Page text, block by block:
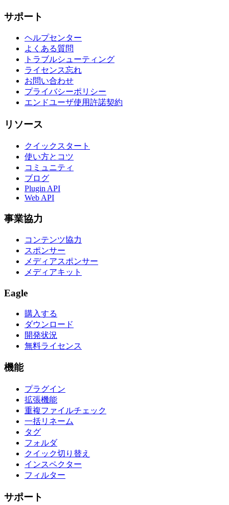
サポート
ヘルプセンター
よくある質問
トラブルシューティング
ライセンス忘れ
お問い合わせ
プライバシーポリシー
エンドユーザ使用許諾契約
リソース
クイックスタート
使い方とコツ
コミュニティ
ブログ
Plugin API
Web API
事業協力
コンテンツ協力
スポンサー
メディアスポンサー
メディアキット
Eagle
購入する
ダウンロード
開発状況
無料ライセンス
機能
プラグイン
拡張機能
重複ファイルチェック
一括リネーム
タグ
フォルダ
クイック切り替え
インスペクター
フィルター
サポート